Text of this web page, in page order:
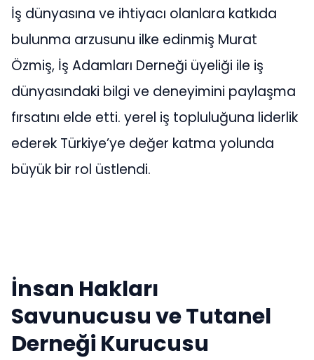
İş dünyasına ve ihtiyacı olanlara katkıda
bulunma arzusunu ilke edinmiş Murat
Özmiş, İş Adamları Derneği üyeliği ile iş
dünyasındaki bilgi ve deneyimini paylaşma
fırsatını elde etti. yerel iş topluluğuna liderlik
ederek Türkiye’ye değer katma yolunda
büyük bir rol üstlendi.
İnsan Hakları
Savunucusu ve Tutanel
Derneği Kurucusu